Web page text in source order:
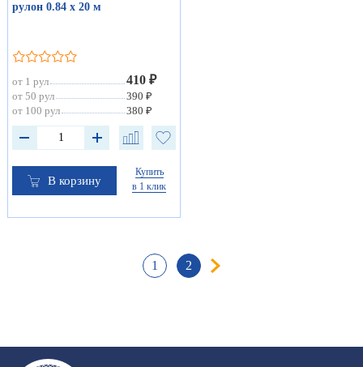
рулон 0.84 х 20 м
от 1 рул 410 ₽
от 50 рул
390 ₽
от 100 рул
380 ₽
В корзину
Купить
в 1 клик
1 2